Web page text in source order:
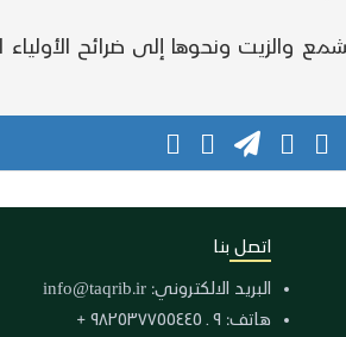
ونحوها إلى ضرائح الأولياء
اتصل بنا
البريد الالكتروني: info@taqrib.ir
هاتف: ٩ ـ ٩٨٢٥٣٧٧٥٥٤٤٥ +